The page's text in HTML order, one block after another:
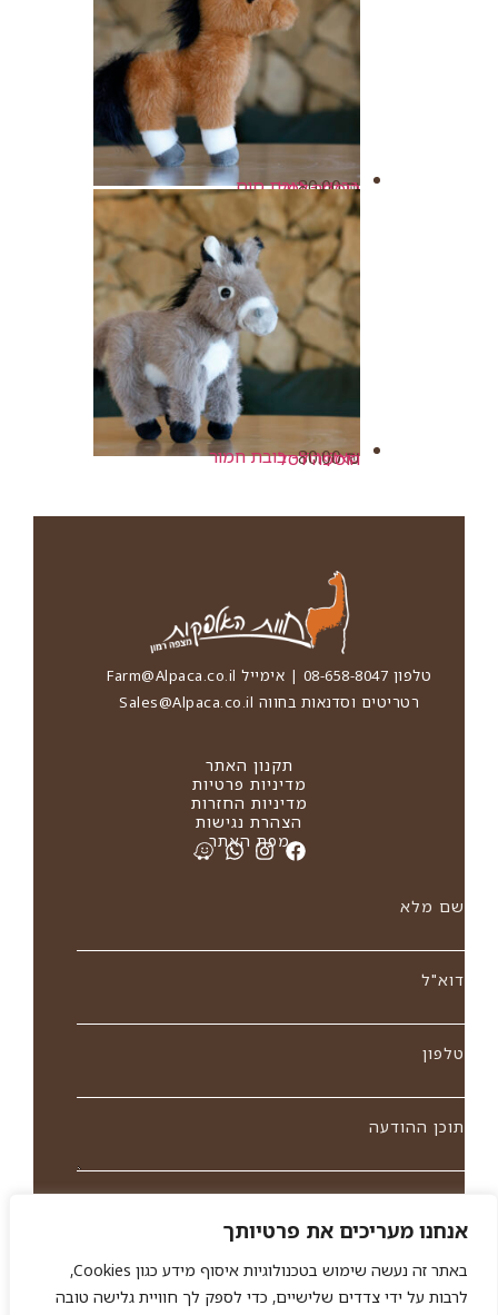
אנחנו מעריכים את פרטיותך
באתר זה נעשה שימוש בטכנולוגיות איסוף מידע כגון Cookies,
לרבות על ידי צדדים שלישיים, כדי לספק לך חוויית גלישה טובה
ברנדי - בובת סוס
₪
80.00
הוספה לסל
שאקירה - בובת חמור
₪
80.00
הוספה לסל
תקנון האתר
מדיניות פרטיות
מדיניות החזרות
הצהרת נגישות
מפת האתר
טלפון 08-658-8047 | אימייל
Farm@Alpaca.co.il
רטריטים וסדנאות בחווה Sales@Alpaca.co.il
שם מלא
דוא"ל
טלפון
תוכן ההודעה
בהם כדיי ליצור איתי קשר, לרבות באמצעות דיוור ישיר וכן
לצרכים סטטיסטיים. אני מודע שאוכל לבטל את הרישום שלי
בכל עת ושעל מסירת הפרטים שלי והשימוש בהם תחולמדיניות